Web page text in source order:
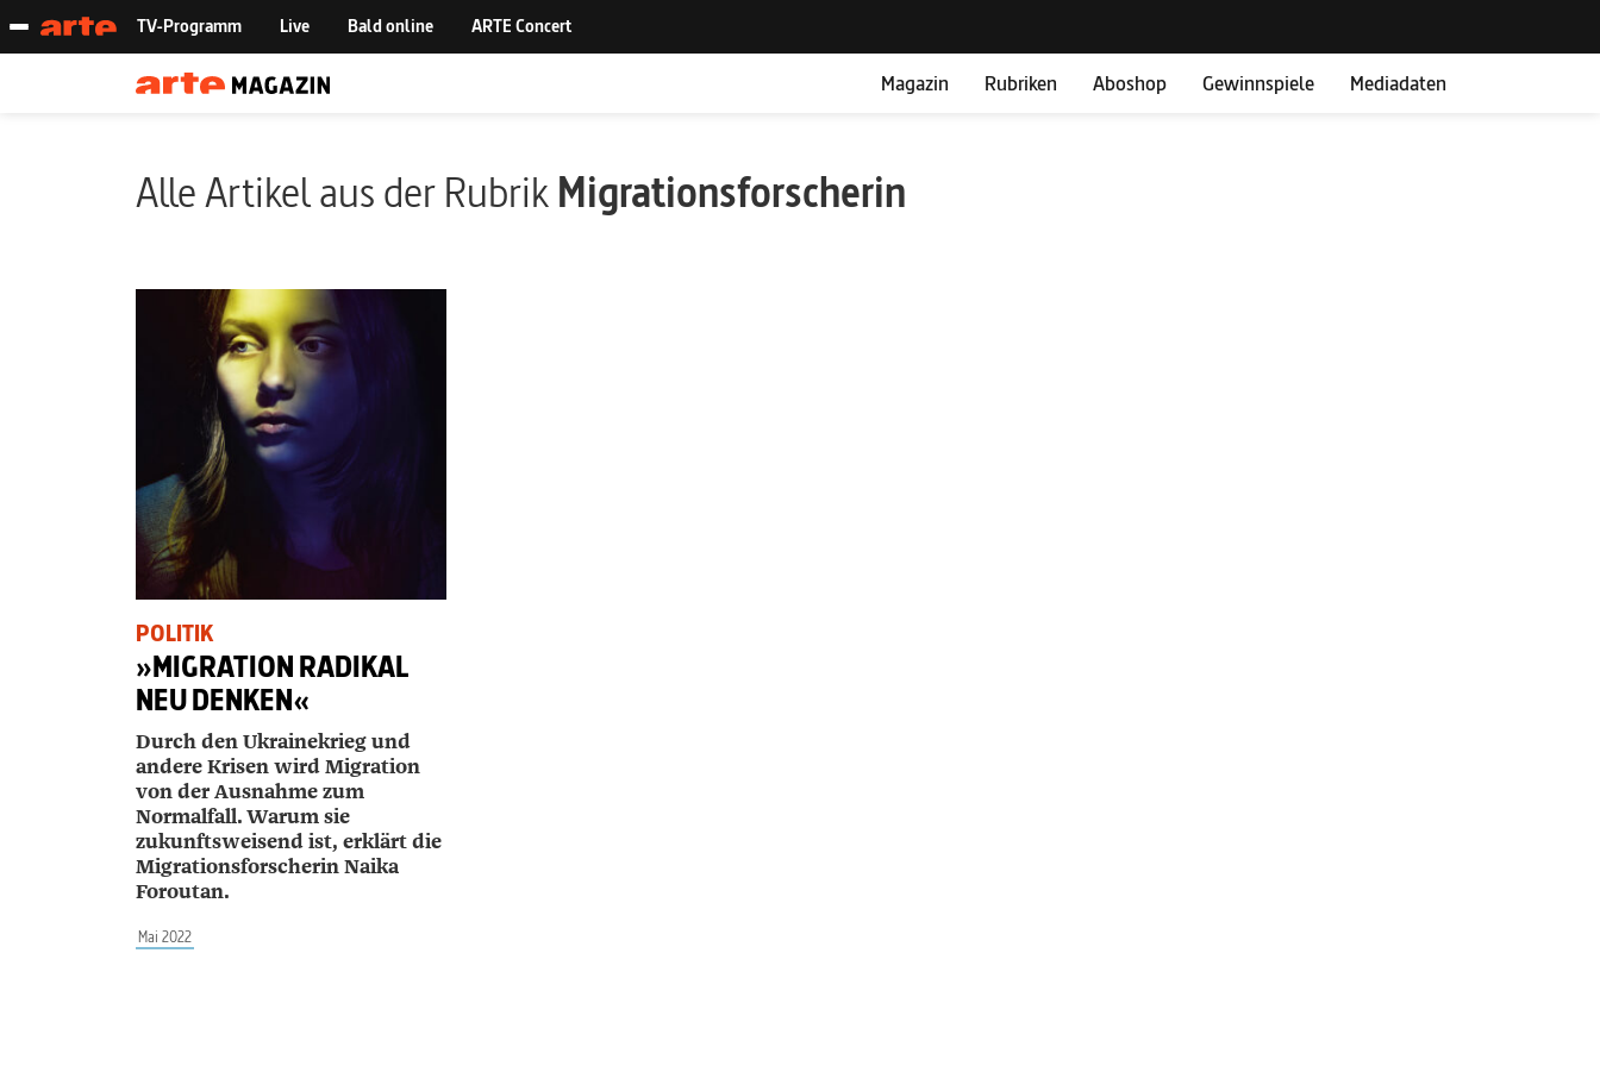
Magazin Rubriken Aboshop Gewinnspiele Mediadaten
Alle Artikel aus der RubrikMigrationsforscherin
POLITIK
»MIGRATION RADIKAL
NEU DENKEN«
Durch den Ukrainekrieg und
andere Krisen wird Migration
von der Ausnahme zum
Normalfall. Warum sie
zukunftsweisend ist, erklärt die
Migrationsforscherin Naika
Foroutan.
Mai 2022